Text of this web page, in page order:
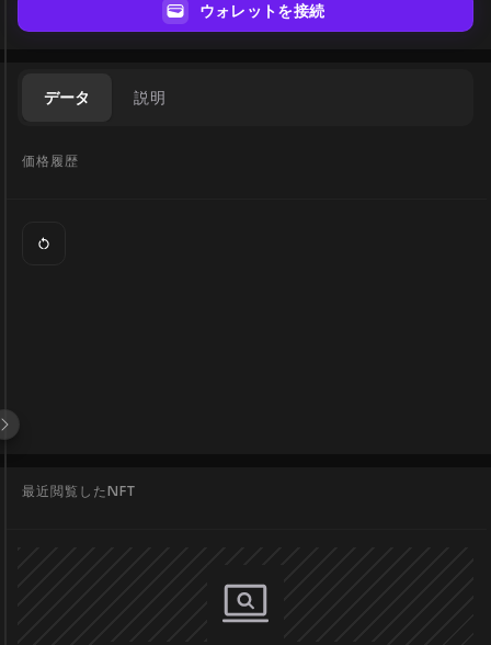
ウォレットを接続
データ 説明
価格履歴
最近閲覧したNFT